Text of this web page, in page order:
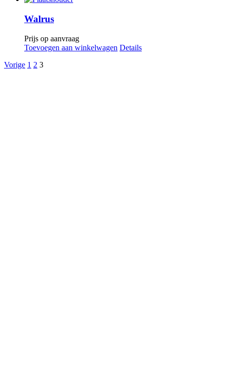
Walrus
Prijs op aanvraag
Toevoegen aan winkelwagen Details
Vorige 1 2 3